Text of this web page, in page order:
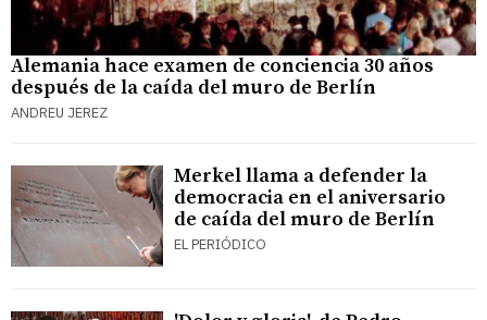
Alemania hace examen de conciencia 30 años
después de la caída del muro de Berlín
ANDREU JEREZ
Merkel llama a defender la
democracia en el aniversario
de caída del muro de Berlín
EL PERIÓDICO